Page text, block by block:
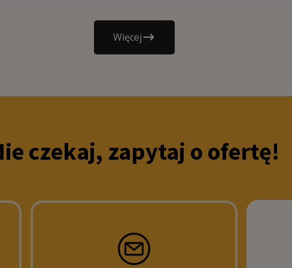
Więcej
czekaj, zapytaj o ofertę!